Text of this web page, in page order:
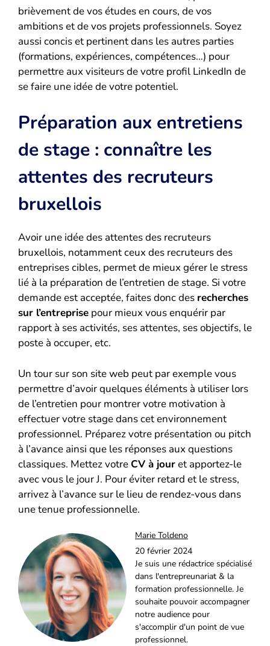
brièvement de vos études en cours, de vos
ambitions et de vos projets professionnels. Soyez
aussi concis et pertinent dans les autres parties
(formations, expériences, compétences…) pour
permettre aux visiteurs de votre profil LinkedIn de
se faire une idée de votre potentiel.
Préparation aux entretiens
de stage : connaître les
attentes des recruteurs
bruxellois
Avoir une idée des attentes des recruteurs
bruxellois, notamment ceux des recruteurs des
entreprises cibles, permet de mieux gérer le stress
lié à la préparation de l’entretien de stage. Si votre
demande est acceptée, faites donc des recherches
sur l’entreprise pour mieux vous enquérir par
rapport à ses activités, ses attentes, ses objectifs, le
poste à occuper, etc.
Un tour sur son site web peut par exemple vous
permettre d’avoir quelques éléments à utiliser lors
de l’entretien pour montrer votre motivation à
effectuer votre stage dans cet environnement
professionnel. Préparez votre présentation ou pitch
à l’avance ainsi que les réponses aux questions
classiques. Mettez votre CV à jouret apportez-le
avec vous le jour J. Pour éviter retard et le stress,
arrivez à l’avance sur le lieu de rendez-vous dans
une tenue professionnelle.
Marie Toldeno
20 février 2024
Je suis une rédactrice spécialisé
dans l'entrepreunariat & la
formation professionnelle. Je
souhaite pouvoir accompagner
notre audience pour
s'accomplir d'un point de vue
professionnel.